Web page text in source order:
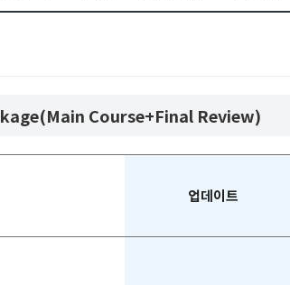
Course+Final Review)
업데이트